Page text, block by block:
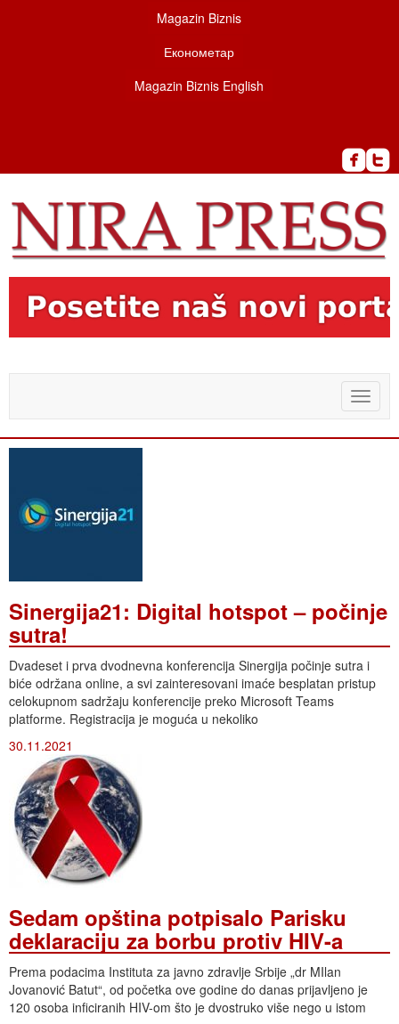
Magazin Biznis
Економетар
Magazin Biznis English
Toggle
Sinergija21: Digital hotspot – počinje
sutra!
Dvadeset i prva dvodnevna konferencija Sinergija počinje sutra i
biće održana online, a svi zainteresovani imaće besplatan pristup
celokupnom sadržaju konferencije preko Microsoft Teams
platforme. Registracija je moguća u nekoliko
30.11.2021
Sedam opština potpisalo Parisku
deklaraciju za borbu protiv HIV-a
Prema podacima Instituta za javno zdravlje Srbije „dr MIlan
Jovanović Batut“, od početka ove godine do danas prijavljeno je
120 osoba inficiranih HIV-om što je dvostruko više nego u istom